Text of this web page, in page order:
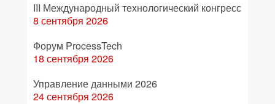
III Международный технологический конгресс
8 сентября 2026
Форум ProcessTech
18 сентября 2026
Управление данными 2026
24 сентября 2026